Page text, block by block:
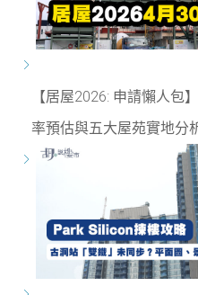
【居屋2026: 申請懶人包
率預估與五大屋苑實地分